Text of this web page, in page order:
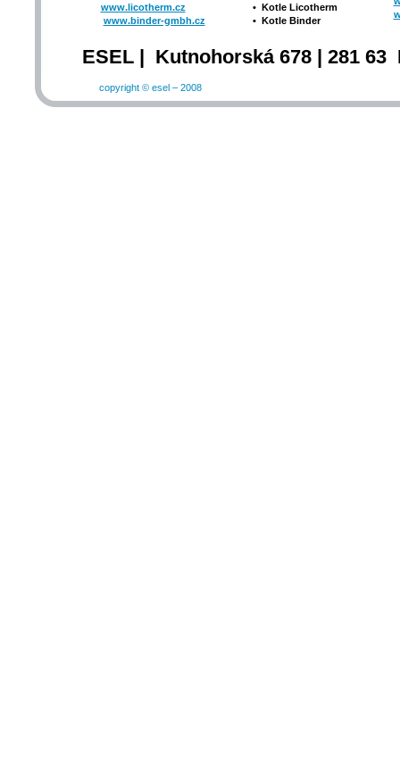
www.licotherm.cz
www.binder-gmbh.cz
• Kotle Licotherm
• Kotle Binder
ESEL | Kutnohorská 678 | 281
copyright © esel – 2008